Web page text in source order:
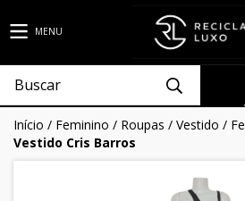
MENU
Início / Feminino / Roupas / Vestido /
Vestido Cris Barros